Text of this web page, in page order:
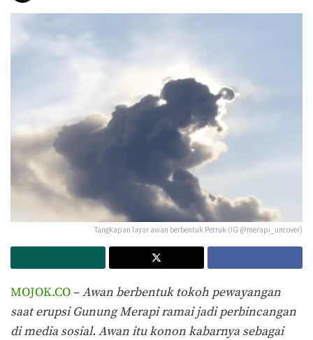
Tangkapan layar awan berbentuk Petruk (IG @merapi_uncover)
MOJOK.CO–Awan berbentuk tokoh pewayangan
saat erupsi Gunung Merapi ramai jadi perbincangan
di media sosial. Awan itu konon kabarnya sebagai